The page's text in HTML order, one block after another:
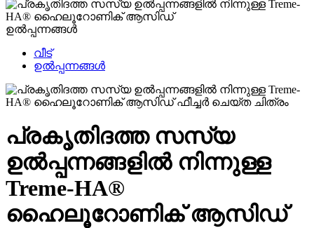
ഉൽപ്പന്നങ്ങൾ
വീട്
ഉൽപ്പന്നങ്ങൾ
പ്രകൃതിദത്ത സസ്യ
ഉൽപ്പന്നങ്ങളിൽ നിന്നുള്ള
Treme-HA®
ഹൈലൂറോണിക് ആസിഡ്